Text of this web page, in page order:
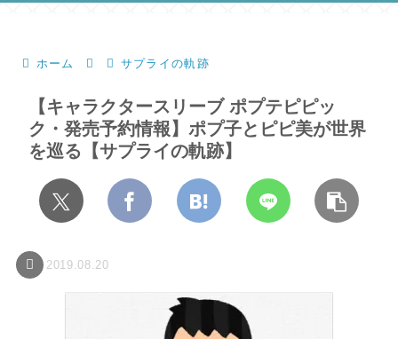
ホーム サプライの軌跡
【キャラクタースリーブ ポプテピピッ
ク・発売予約情報】ポプ子とピピ美が世界
を巡る【サプライの軌跡】
2019.08.20